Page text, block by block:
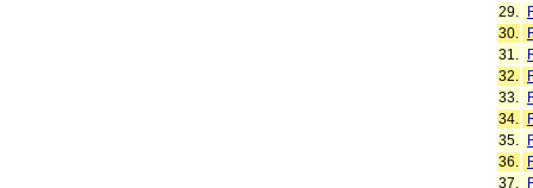
29.
30.
31.
32.
33.
34.
35.
36.
37.